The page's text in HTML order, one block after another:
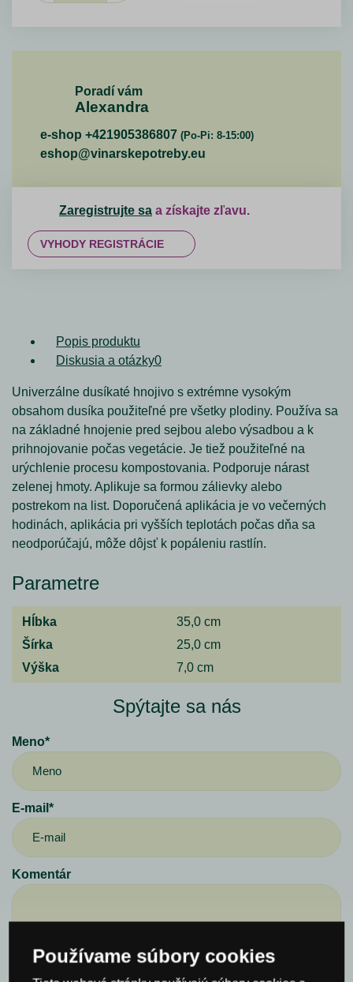
Poradí vám
Alexandra
e-shop +421905386807 (Po-Pi: 8-15:00)
eshop@vinarskepotreby.eu
Zaregistrujte sa a získajte zľavu.
VYHODY REGISTRÁCIE
Popis produktu
Diskusia a otázky0
Univerzálne dusíkaté hnojivo s extrémne vysokým
obsahom dusíka použiteľné pre všetky plodiny. Používa sa
na základné hnojenie pred sejbou alebo výsadbou a k
prihnojovanie počas vegetácie. Je tiež použiteľné na
urýchlenie procesu kompostovania. Podporuje nárast
zelenej hmoty. Aplikuje sa formou zálievky alebo
postrekom na list. Doporučená aplikácia je vo večerných
hodinách, aplikácia pri vyšších teplotách počas dňa sa
neodporúčajú, môže dôjsť k popáleniu rastlín.
Parametre
Hĺbka
35,0 cm
Šírka
25,0 cm
Výška
7,0 cm
Spýtajte sa nás
Meno*
E-mail*
Komentár
Používame súbory cookies